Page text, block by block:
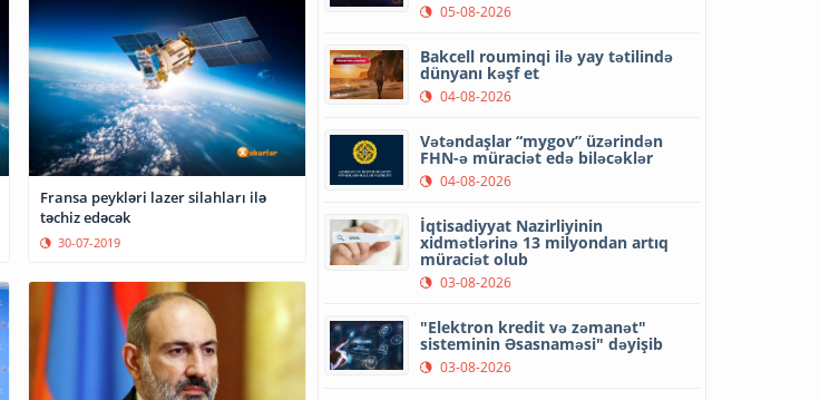
Fransa peykləri lazer silahları ilə
təchiz edəcək
30-07-2019
05-08-2026
Bakcell rouminqi ilə yay tətilində
dünyanı kəşf et
04-08-2026
Vətəndaşlar “mygov” üzərindən
FHN-ə müraciət edə biləcəklər
04-08-2026
İqtisadiyyat Nazirliyinin
xidmətlərinə 13 milyondan artıq
müraciət olub
03-08-2026
"Elektron kredit və zəmanət"
sisteminin Əsasnaməsi" dəyişib
03-08-2026